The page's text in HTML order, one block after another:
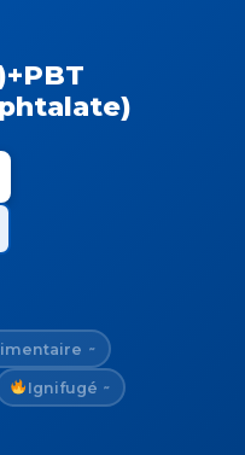
~
Ignifugé ~